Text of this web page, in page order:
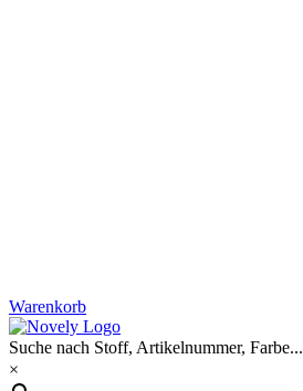
Warenkorb
Suche nach Stoff, Artikelnummer, Farbe...
×